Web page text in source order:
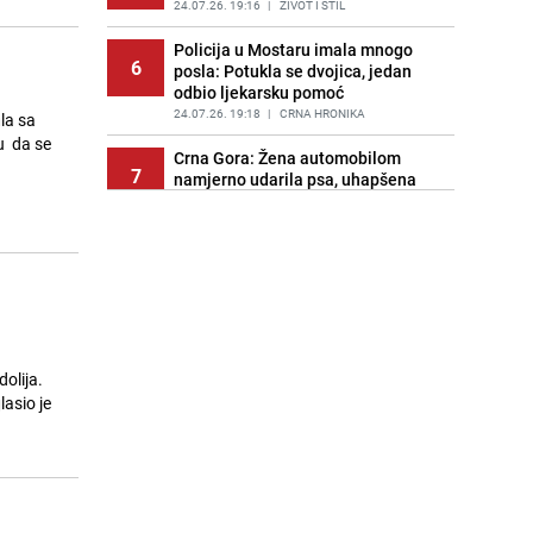
sa
da se
je
PRIJE 2 DANA | SVIJET
24.07.26. 19:16 | ŽIVOT I STIL
6
Policija u Mostaru imala mnogo
posla: Potukla se dvojica, jedan
odbio ljekarsku pomoć
24.07.26. 19:18 | CRNA HRONIKA
7
Crna Gora: Žena automobilom
namjerno udarila psa, uhapšena